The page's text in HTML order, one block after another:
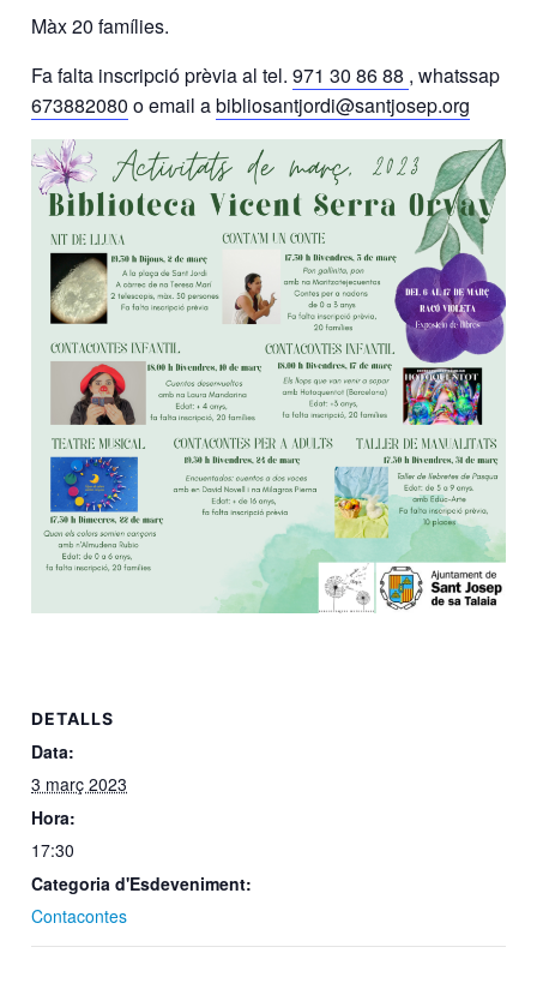
Màx 20 famílies.
Fa falta inscripció prèvia al tel.971 30 86 88 , whatssap
673882080 o email abibliosantjordi@santjosep.org
DETALLS
Data:
3 març 2023
Hora:
17:30
Categoria d'Esdeveniment:
Contacontes